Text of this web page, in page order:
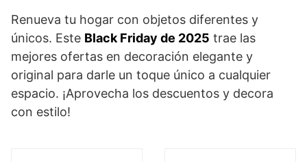
Renueva tu hogar con objetos diferentes y
únicos. Este Black Friday de 2025 trae las
mejores ofertas en decoración elegante y
original para darle un toque único a cualquier
espacio. ¡Aprovecha los descuentos y decora
con estilo!